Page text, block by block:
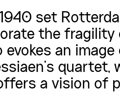
1940 set
the
evokes an
quartet,
a vision of